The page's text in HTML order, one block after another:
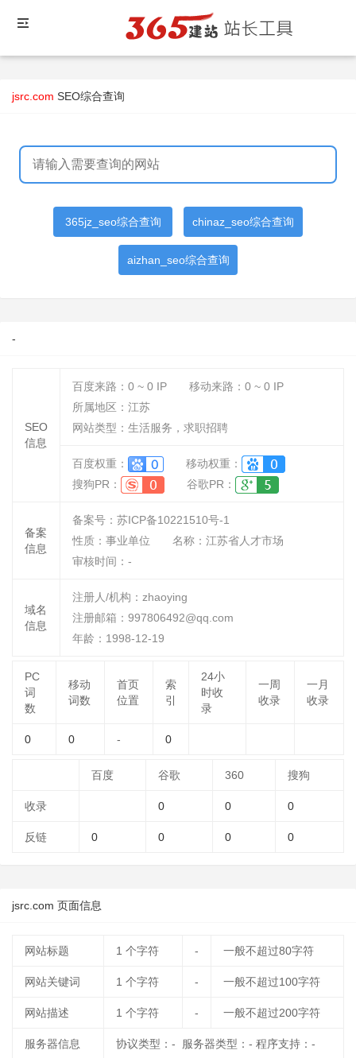
jsrc.com SEO综合查询
365jz_seo综合查询 chinaz_seo综合查询
aizhan_seo综合查询
-
SEO
信息
百度来路： 0 ~ 0 IP 移动来路： 0 ~ 0 IP
所属地区：江苏
网站类型：生活服务，求职招聘
百度权重：
移动权重：
搜狗PR：
谷歌PR：
备案
信息
备案号：苏ICP备10221510号-1
性质： 事业单位 名称： 江苏省人才市场
审核时间： -
域名
信息
注册人/机构：zhaoying
注册邮箱：997806492@qq.com
年龄：1998-12-19
PC
词
数
移动
词数
首页
位置
索
引
24小
时收
录
一周
收录
一月
收录
0 0 - 0
百度 谷歌 360 搜狗
收录 0 0 0
反链 0 0 0 0
jsrc.com 页面信息
网站标题 1 个字符 - 一般不超过80字符
网站关键词 1 个字符 - 一般不超过100字符
网站描述 1 个字符 - 一般不超过200字符
服务器信息 协议类型：- 服务器类型：- 程序支持：-